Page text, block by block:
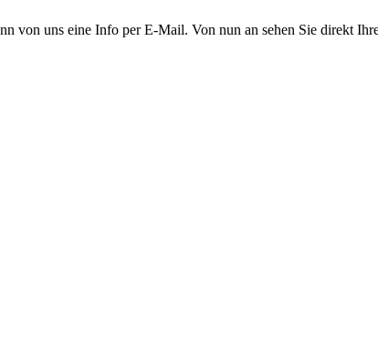
von uns eine Info per E-Mail. Von nun an sehen Sie direkt